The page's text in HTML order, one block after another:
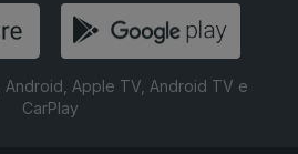
Android, Apple TV, Android TV e
CarPlay